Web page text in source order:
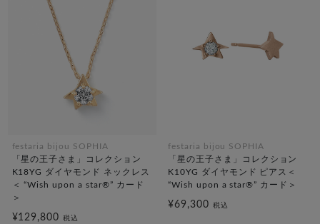
festaria bijou SOPHIA
「星の王子さま」コレクション
K18YG ダイヤモンド ネックレス
＜ “Wish upon a star®” カード
＞
¥129,800税込
festaria bijou SOPHIA
「星の王子さま」コレクション
K10YG ダイヤモンド ピアス＜
“Wish upon a star®” カード＞
¥69,300 税込